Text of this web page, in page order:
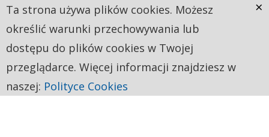
Ta strona używa plików cookies. Możesz
określić warunki przechowywania lub
dostępu do plików cookies w Twojej
przeglądarce. Więcej informacji znajdziesz w
naszej: Polityce Cookies
×